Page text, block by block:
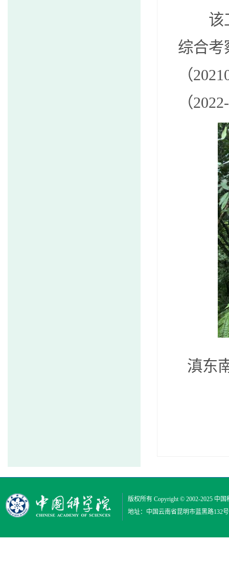
该
综合考
（
（
滇东
版权所有 Copyright © 2002-2025 中国
地址：中国云南省昆明市蓝黑路